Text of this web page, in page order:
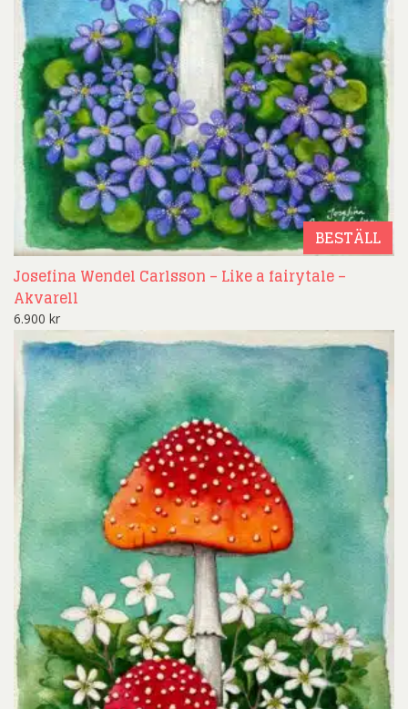
BESTÄLL
Josefina Wendel Carlsson – Like a fairytale –
Akvarell
6.900 kr